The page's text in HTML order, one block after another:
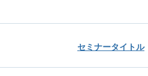
セミナータイトル